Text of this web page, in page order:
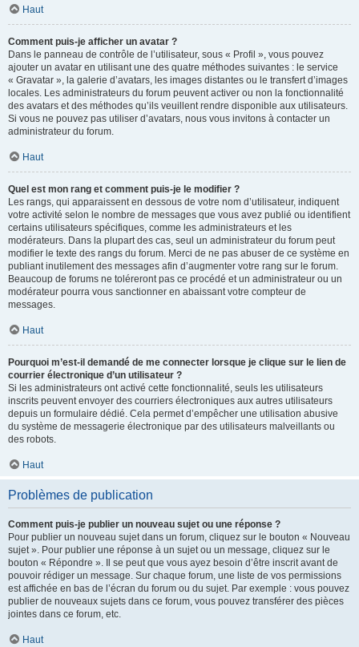
Haut
Comment puis-je afficher un avatar ?
Dans le panneau de contrôle de l’utilisateur, sous « Profil », vous pouvez
ajouter un avatar en utilisant une des quatre méthodes suivantes : le service
« Gravatar », la galerie d’avatars, les images distantes ou le transfert d’images
locales. Les administrateurs du forum peuvent activer ou non la fonctionnalité
des avatars et des méthodes qu’ils veuillent rendre disponible aux utilisateurs.
Si vous ne pouvez pas utiliser d’avatars, nous vous invitons à contacter un
administrateur du forum.
Haut
Quel est mon rang et comment puis-je le modifier ?
Les rangs, qui apparaissent en dessous de votre nom d’utilisateur, indiquent
votre activité selon le nombre de messages que vous avez publié ou identifient
certains utilisateurs spécifiques, comme les administrateurs et les
modérateurs. Dans la plupart des cas, seul un administrateur du forum peut
modifier le texte des rangs du forum. Merci de ne pas abuser de ce système en
publiant inutilement des messages afin d’augmenter votre rang sur le forum.
Beaucoup de forums ne toléreront pas ce procédé et un administrateur ou un
modérateur pourra vous sanctionner en abaissant votre compteur de
messages.
Haut
Pourquoi m’est-il demandé de me connecter lorsque je clique sur le lien de
courrier électronique d’un utilisateur ?
Si les administrateurs ont activé cette fonctionnalité, seuls les utilisateurs
inscrits peuvent envoyer des courriers électroniques aux autres utilisateurs
depuis un formulaire dédié. Cela permet d’empêcher une utilisation abusive
du système de messagerie électronique par des utilisateurs malveillants ou
des robots.
Haut
Problèmes de publication
Comment puis-je publier un nouveau sujet ou une réponse ?
Pour publier un nouveau sujet dans un forum, cliquez sur le bouton « Nouveau
sujet ». Pour publier une réponse à un sujet ou un message, cliquez sur le
bouton « Répondre ». Il se peut que vous ayez besoin d’être inscrit avant de
pouvoir rédiger un message. Sur chaque forum, une liste de vos permissions
est affichée en bas de l’écran du forum ou du sujet. Par exemple : vous pouvez
publier de nouveaux sujets dans ce forum, vous pouvez transférer des pièces
jointes dans ce forum, etc.
Haut